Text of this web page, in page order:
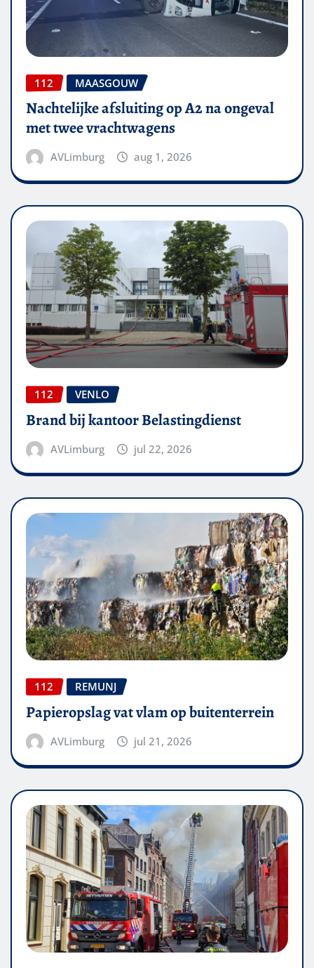
112 MAASGOUW
Nachtelijke afsluiting op A2 na ongeval
met twee vrachtwagens
AVLimburg aug 1, 2026
112 VENLO
Brand bij kantoor Belastingdienst
AVLimburg jul 22, 2026
112 REMUNJ
Papieropslag vat vlam op buitenterrein
AVLimburg jul 21, 2026